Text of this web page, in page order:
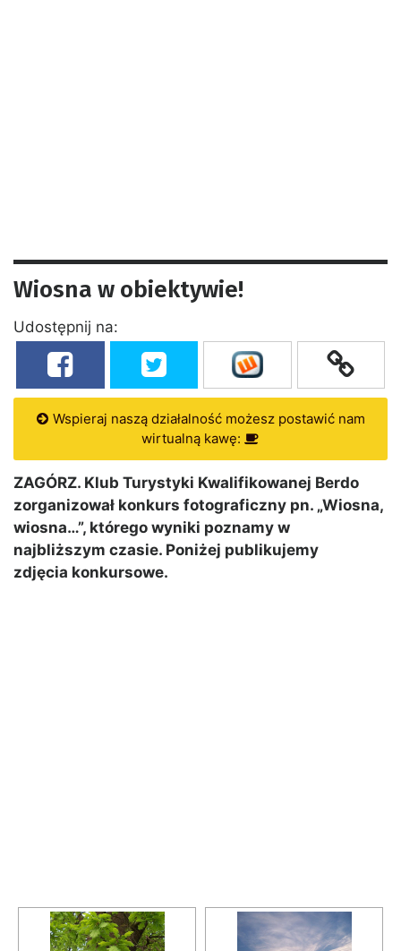
Wiosna w obiektywie!
Udostępnij na:
Wspieraj naszą działalność możesz postawić nam
wirtualną kawę:
ZAGÓRZ. Klub Turystyki Kwalifikowanej Berdo
zorganizował konkurs fotograficzny pn. „Wiosna,
wiosna…”, którego wyniki poznamy w
najbliższym czasie. Poniżej publikujemy
zdjęcia konkursowe.